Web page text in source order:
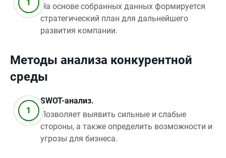
На основе собранных данных формируется
стратегический план для дальнейшего
развития компании.
Методы анализа конкурентной
среды
SWOT-анализ.
Позволяет выявить сильные и слабые
стороны, а также определить возможности и
угрозы для бизнеса.